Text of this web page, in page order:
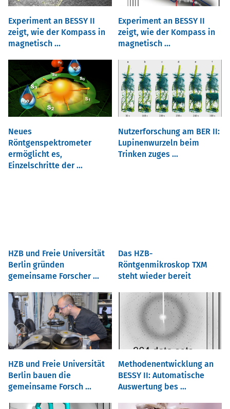
Experiment an BESSY II
zeigt, wie der Kompass in
magnetisch ...
Experiment an BESSY II
zeigt, wie der Kompass in
magnetisch ...
Neues
Röntgenspektrometer
ermöglicht es,
Einzelschritte der ...
Nutzerforschung am BER II:
Lupinenwurzeln beim
Trinken zuges ...
HZB und Freie Universität
Berlin gründen
gemeinsame Forscher ...
Das HZB-
Röntgenmikroskop TXM
steht wieder bereit
HZB und Freie Universität
Berlin bauen die
gemeinsame Forsch ...
Methodenentwicklung an
BESSY II: Automatische
Auswertung bes ...